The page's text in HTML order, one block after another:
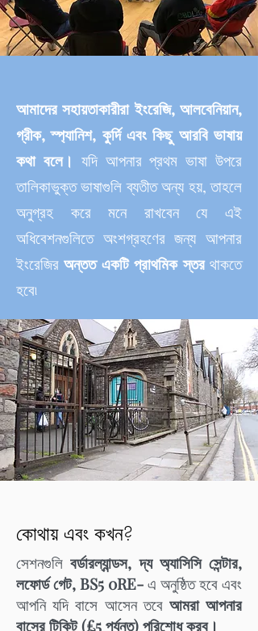
আমাদের সহায়তাকারীরা ইংরেজি, আলবেনিয়ান,
গ্রীক, স্প্যানিশ, কুর্দি এবং কিছু আরবি ভাষায়
কথা বলে। যদি আপনার প্রথম ভাষা উপরে
তালিকাভুক্ত ভাষাগুলি ব্যতীত অন্য হয়, তাহলে
অনুগ্রহ করে মনে রাখবেন যে এই
অধিবেশনগুলিতে অংশগ্রহণের জন্য আপনার
ইংরেজিরঅন্তত একটি প্রাথমিক স্তরথাকতে
হবে৷
কোথায় এবং কখন?
সেশনগুলিবর্ডারল্যান্ডস, দ্য অ্যাসিসি সেন্টার,
লফোর্ড গেট, BS5 0RE-এ অনুষ্ঠিত হবে এবং
আপনি যদি বাসে আসেন তবে আমরা আপনার
বাসের টিকিট (£5 পর্যন্ত) পরিশোধ করব।